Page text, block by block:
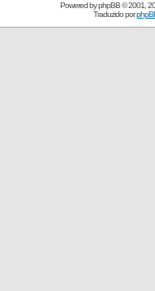
Powered byphpBB© 2001,
Traduzido por